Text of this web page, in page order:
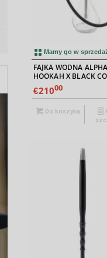
5.00
Mamy go w
FAJKA WODNA
HOOKAH X BLACK
€21000
Do koszyka